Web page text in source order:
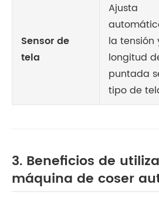
Sensor de
tela
Ajusta
la tensión
longitud
puntada
tipo de
3. Beneficios de
máquina de coser